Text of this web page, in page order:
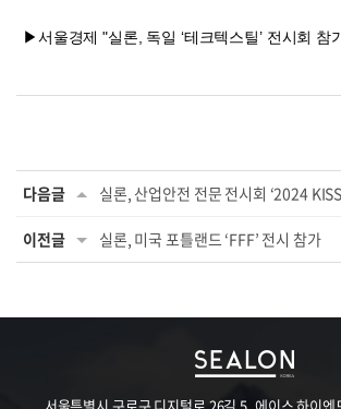
▶서울경제 "실론, 독일 ‘테크텍스틸’ 전시회 참
다음글 실론, 산업안전 전문 전시회 ‘2024
이전글 실론, 미국 포틀랜드 ‘FFF’ 전시 참가